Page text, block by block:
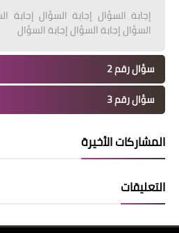
إجابة السؤال إجابة السؤال إجابة
السؤال إجابة السؤال إجابة السؤال
سؤال رقم 2
سؤال رقم 3
المشاركات الأخيرة
التعليقات